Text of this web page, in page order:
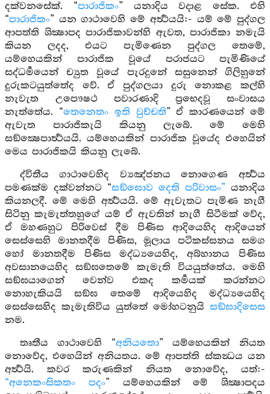
දක්වනසේක්. “පාරාජිකං” යනාදිය වදාළ සේක. එහි
“පාරාජිකං” යන ගාථාවෙහි මේ අර්‍ත්‍ථයයි:- යම් මේ පුද්ගල
ආපත්ති ශික්‍ෂාපද පාරාජිකාවන්හි ඇවත, පාරාජිකා නමැයි
කියන ලදද, එයට පැමිණෙන පුද්ගල තෙමේ,
යම්හෙයකින් පාරාජික වූයේ පරාජයට පැමිණියේ
සද්ධර්‍මයෙන් ච්‍යුත වූයේ පැරදුනේ සසුනෙන් ගිලිහුනේ
දුරුකටයුත්තේද වේ. ඒ පුද්ගලයා දුරු නොකළ කල්හි
නැවැත උපෞෂථ පවාරණාදි ප්‍රභෙදවූ සංවාසය
නැත්තේය. “තෙනෙතං ඉති වුච්චති” ඒ කාරණයෙන් මේ
ඇවැත පාරාජිකැයි කියනු ලැබේ. මේ මෙහි
සඞ්ක්‍ෂෙපාර්‍ත්‍ථයයි. යම්හෙයකින් පාරාජික වූයේද එහෙයින්
මෙය පාරාජිකයි කියනු ලැබේ.
ද්විතීය ගාථාවෙහිද ව්‍යඤ්ජනය නොගෙණ අර්‍ත්‍ථය
පමණක්ම දක්වන්නට “සඞ්ඝොව දෙති පරිවාසං” යනාදිය
කියනලදී. මේ මෙහි අර්‍ත්‍ථයයි. මේ ඇවැතට පැමිණ නැගී
සිටිනු කැමැත්තහුගේ යම් ඒ ඇවතින් නැගී සිටීමක් වේද,
ඒ මහණහුට පිරිවෙස් දීම පිණිස ආදියෙහිද ආදියෙන්
සෙස්සෙහි මානතදීම පිණිස, මූලාය පටිකස්සනය සමග
හෝ මානතදීම පිණිස මද්ධ්‍යයෙහිද, අබ්හානය පිණිස
අවසානයෙහිද සඞ්ඝතෙමේ කැමැති වියයුත්තේය. මෙහි
සඞ්ඝයාගෙන් වෙන්ව එකද කර්‍මයක් කරන්නට
නොහැකියයි සඞ්ඝ තෙමේ ආදියෙහිද මද්ධ්‍යයෙහිද
සෙස්සෙහිද කැමැතිවිය යුත්තේ මෝහටනුයි සඞ්ඝාදිසෙස
නම.
තෘතීය ගාථාවෙහි “අනියතො” යම්හෙයකින් නියත
නොවේද, එහෙයින් අනියතය. මේ ආපත්ති ස්කන්‍ධය යන
අර්‍ත්‍ථයි. කවර කරුණකින් නියත නොවේද, යත්:-
“අනෙකංසිකතං පදං” යම්හෙයකින් මේ ශික්‍ෂාපදය